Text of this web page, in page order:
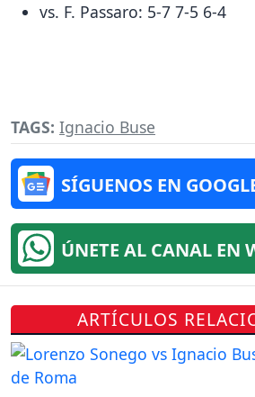
vs. F. Passaro: 5-7 7-5 6-4
TAGS: Ignacio Buse
SÍGUENOS EN
ÚNETE AL CANAL EN
ARTÍCULOS